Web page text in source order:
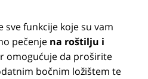
funkcije koje su vam
pečenje na roštilju i
omogućuje da proširite
bočnim ložištem te